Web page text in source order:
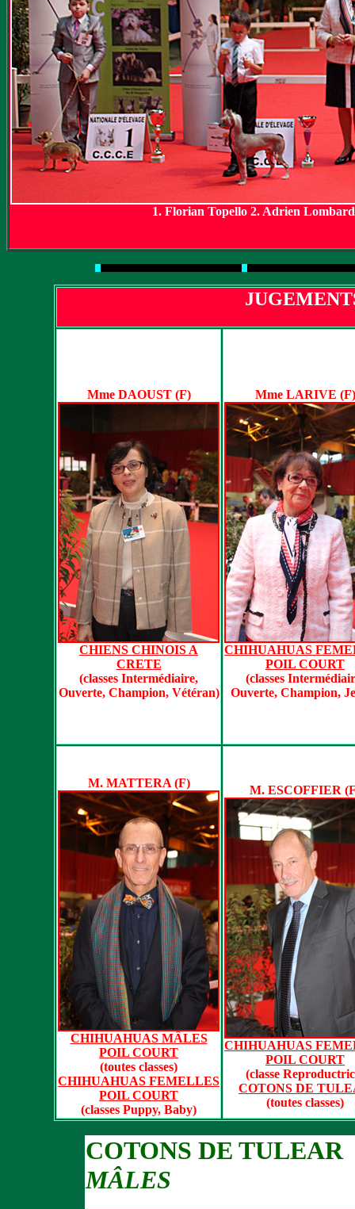
1. Florian Topello 2. Adrien
Mme DAOUST (F)
CHIENS CHINOIS A
CRETE
(classes Intermédiaire,
Ouverte, Champion, Vétéran)
Mme LARIVE (F)
CHIHUAHUAS
POIL COURT
(classes
Ouverte, Champion,
M. MATTERA (F)
CHIHUAHUAS MÂLES
POIL COURT
(toutes classes)
CHIHUAHUAS FEMELLES
POIL COURT
(classes Puppy, Baby)
M. ESCOFFIER
CHIHUAHUAS
POIL COURT
(classe
COTONS DE
(toutes classes)
COTONS DE TULEAR
MÂLES